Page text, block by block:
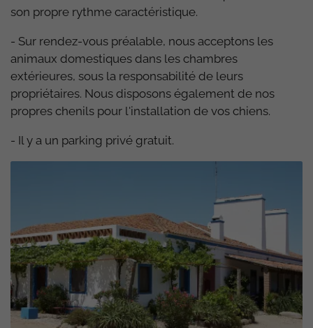
son propre rythme caractéristique.
- Sur rendez-vous préalable, nous acceptons les
animaux domestiques dans les chambres
extérieures, sous la responsabilité de leurs
propriétaires. Nous disposons également de nos
propres chenils pour l'installation de vos chiens.
- Il y a un parking privé gratuit.